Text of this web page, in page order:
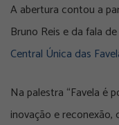
A abertura contou a
Bruno Reis e da fala
Central Única das
Na palestra “Favela é
inovação e